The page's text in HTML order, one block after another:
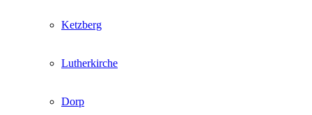
Ketzberg
Lutherkirche
Dorp